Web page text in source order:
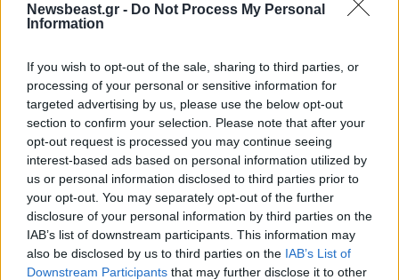
Newsbeast.gr - Do Not Process My Personal
Information
If you wish to opt-out of the sale, sharing to third parties, or
processing of your personal or sensitive information for
targeted advertising by us, please use the below opt-out
section to confirm your selection. Please note that after your
opt-out request is processed you may continue seeing
interest-based ads based on personal information utilized by
us or personal information disclosed to third parties prior to
your opt-out. You may separately opt-out of the further
disclosure of your personal information by third parties on the
IAB’s list of downstream participants. This information may
also be disclosed by us to third parties on the IAB’s List of
Downstream Participants that may further disclose it to other